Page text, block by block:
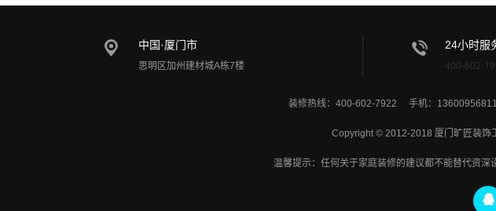
中国·厦门市
思明区加州建材城A栋7楼
24小时服
400-602-
装修热线：400-602-7922 手机：
Copyright © 2012-2018 厦门旷匠装饰
温馨提示：任何关于家庭装修的建议都不能替代资深